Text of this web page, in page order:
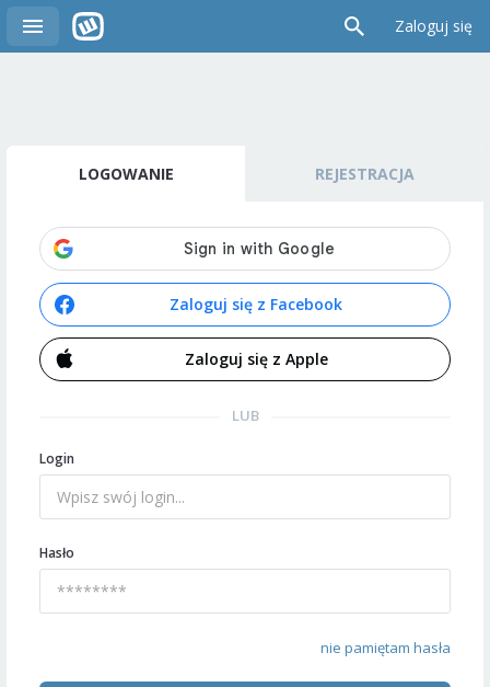
Zaloguj się
LOGOWANIE REJESTRACJA
Zaloguj się z Facebook
Zaloguj się z Apple
LUB
Login
Hasło
nie pamiętam hasła